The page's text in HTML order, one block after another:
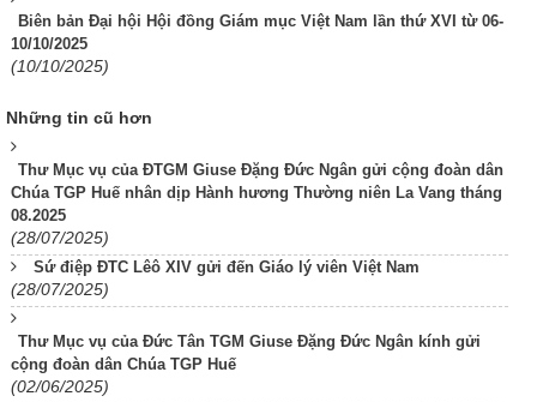
Biên bản Đại hội Hội đồng Giám mục Việt Nam lần thứ XVI từ 06-
10/10/2025
(10/10/2025)
Những tin cũ hơn
Thư Mục vụ của ĐTGM Giuse Đặng Đức Ngân gửi cộng đoàn dân
Chúa TGP Huế nhân dịp Hành hương Thường niên La Vang tháng
08.2025
(28/07/2025)
Sứ điệp ĐTC Lêô XIV gửi đến Giáo lý viên Việt Nam
(28/07/2025)
Thư Mục vụ của Đức Tân TGM Giuse Đặng Đức Ngân kính gửi
cộng đoàn dân Chúa TGP Huế
(02/06/2025)